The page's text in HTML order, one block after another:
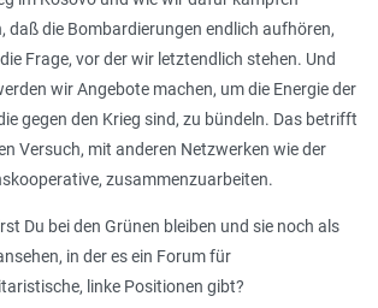
daß die Bombardierungen endlich aufhören,
Frage, vor der wir letztendlich stehen. Und
wir Angebote machen, um die Energie der
gegen den Krieg sind, zu bündeln. Das betrifft
Versuch, mit anderen Netzwerken wie der
zusammenzuarbeiten.
Du bei den Grünen bleiben und sie noch als
in der es ein Forum für
linke Positionen gibt?